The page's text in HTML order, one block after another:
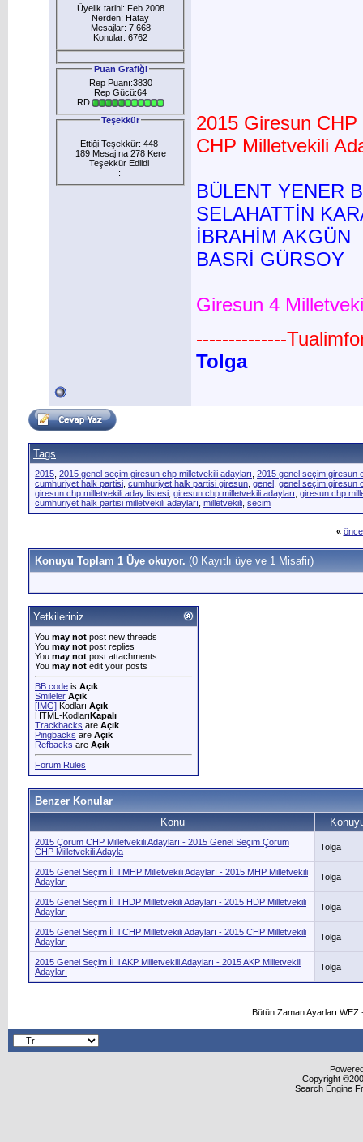
Üyelik tarihi: Feb 2008
Nerden: Hatay
Mesajlar: 7.668
Konular: 6762
Puan Grafiği
Rep Puanı:3830
Rep Gücü:64
RD:
Teşekkür
Ettiği Teşekkür: 448
189 Mesajına 278 Kere
Teşekkür Edlidi
:
2015 Giresun
CHP Milletvekili
BÜLENT YENER
SELAHATTİN
İBRAHİM AKGÜN
BASRİ GÜRSOY
Giresun 4
--------------
Tolga
Tags
2015 2015 genel seçim giresun chp milletvekili adayları 2015 genel seçim giresun
cumhuriyet halk partisi cumhuriyet halk partisi giresun genel genel seçim giresun
giresun chp milletvekili aday listesi giresun chp milletvekili adayları giresun chp
cumhuriyet halk partisi milletvekili adayları milletvekili secim
«
Konuyu Toplam 1 Üye okuyor. (0 Kayıtlı üye ve 1 Misafir)
Yetkileriniz
You may not post new threads
You may not post replies
You may not post attachments
You may not edit your posts
BB code is Açık
Smileler Açık
[IMG] Kodları Açık
HTML-KodlarıKapalı
Trackbacks are Açık
Pingbacks are Açık
Refbacks are Açık
Forum Rules
Benzer Konular
Konu
2015 Çorum CHP Milletvekili Adayları - 2015 Genel Seçim Çorum
CHP Milletvekili Adayla
Tolga
2015 Genel Seçim İl İl MHP Milletvekili Adayları - 2015 MHP Milletvekili
Adayları
Tolga
2015 Genel Seçim İl İl HDP Milletvekili Adayları - 2015 HDP Milletvekili
Adayları
Tolga
2015 Genel Seçim İl İl CHP Milletvekili Adayları - 2015 CHP Milletvekili
Adayları
Tolga
2015 Genel Seçim İl İl AKP Milletvekili Adayları - 2015 AKP Milletvekili
Adayları
Tolga
Bütün Zaman Ayarları
Copyright
Search Engine